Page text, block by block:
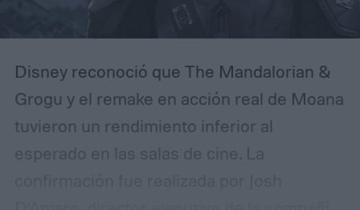
Disney reconoció que The Mandalorian &
Grogu y el remake en acción real de Moana
tuvieron un rendimiento inferior al
esperado en las salas de cine. La